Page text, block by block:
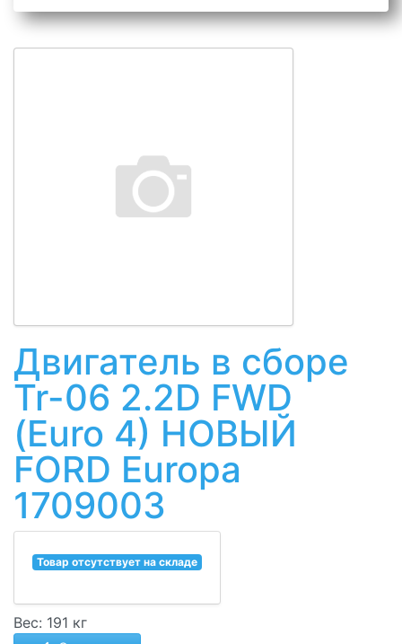
Двигатель в сборе
Tr-06 2.2D FWD
(Euro 4) НОВЫЙ
FORD Europa
1709003
Товар отсутствует на складе
Вес: 191 кг